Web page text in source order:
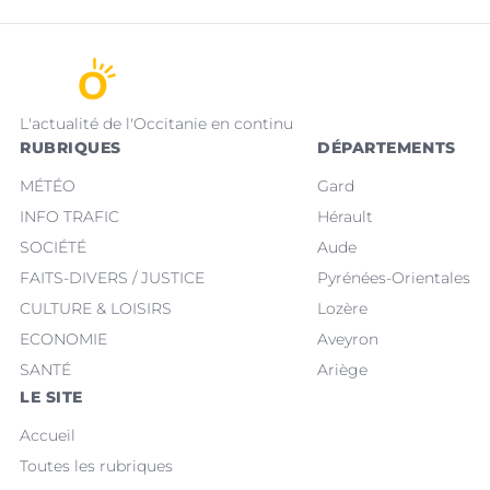
L'actualité de l'Occitanie en continu
RUBRIQUES
MÉTÉO
INFO TRAFIC
SOCIÉTÉ
FAITS-DIVERS / JUSTICE
CULTURE & LOISIRS
ECONOMIE
SANTÉ
DÉPARTEMENTS
Gard
Hérault
Aude
Pyrénées-Orientales
Lozère
Aveyron
Ariège
LE SITE
Accueil
Toutes les rubriques